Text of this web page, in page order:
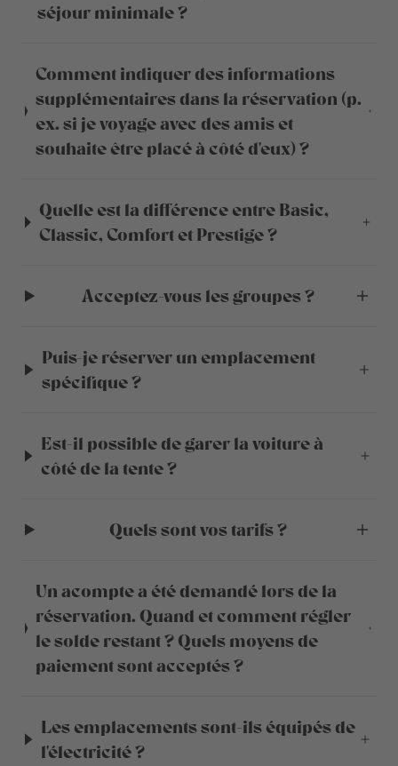
séjour minimale ?
Comment indiquer des informations
supplémentaires dans la réservation (p.
ex. si je voyage avec des amis et
souhaite être placé à côté d'eux) ?
Quelle est la différence entre Basic,
Classic, Comfort et Prestige ?
Acceptez-vous les groupes ?
Puis-je réserver un emplacement
spécifique ?
Est-il possible de garer la voiture à
côté de la tente ?
Quels sont vos tarifs ?
Un acompte a été demandé lors de la
réservation. Quand et comment régler
le solde restant ? Quels moyens de
paiement sont acceptés ?
Les emplacements sont-ils équipés de
l'électricité ?